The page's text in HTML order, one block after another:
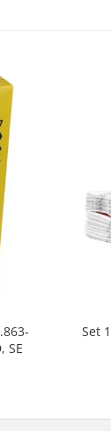
SE
Set